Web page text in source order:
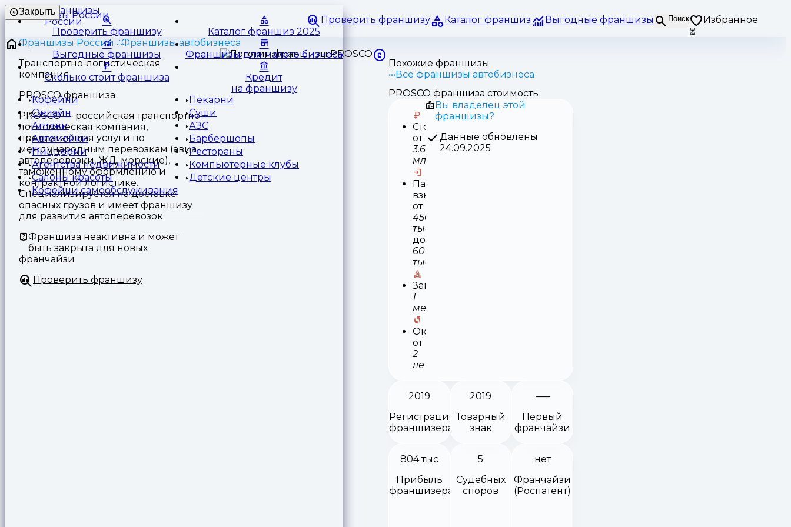
Франшизы
России
Проверить франшизу Каталог франшиз Выгодные франшизы Поиск
Избранное
⏳
Закрыть
Проверить франшизу Каталог франшиз 2025
Выгодные франшизы Франшизы для малого бизнеса
Сколько стоит франшиза
Кредит
на франшизу
Кофейни
Пекарни
Онлайн
Суши
Аптеки
АЗС
Автомойки
Барбершопы
Пиццерии
Рестораны
Агентства недвижимости
Компьютерные клубы
Салоны красоты
Детские центры
Кофейни самообслуживания
Франшизы России
Франшизы автобизнеса
Транспортно-логистическая
компания
PROSCO франшиза
PROSCO — российская транспортно-
логистическая компания,
предлагающая услуги по
международным перевозкам (авиа,
автоперевозки, ЖД, морские),
таможенному оформлению и
контрактной логистике.
Специализируется на доставке
опасных грузов и имеет франшизу
для развития автоперевозок
Франшиза неактивна и может
быть закрыта для новых
франчайзи
Проверить франшизу
Похожие франшизы
Все франшизы автобизнеса
PROSCO франшиза стоимость
Стоимость
от
3.6
млн
Паушальный
взнос
от
450
тыс
до
600
тыс
Запуск
1
месяц
Окупаемость
от
2
лет
Вы владелец этой
франшизы?
Данные обновлены
24.09.2025
2019
Регистрация
франшизера
2019
Товарный
знак
Первый
франчайзи
804 тыс
Прибыль
франшизера
5
Судебных
споров
нет
Франчайзи
(Роспатент)